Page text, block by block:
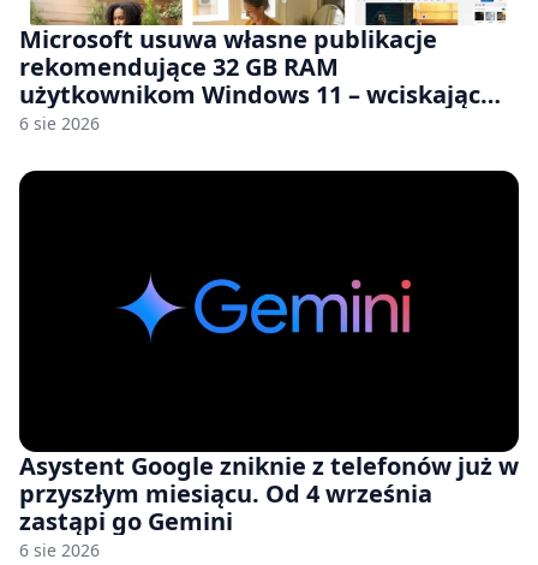
Microsoft usuwa własne publikacje
rekomendujące 32 GB RAM
użytkownikom Windows 11 – wciskając
nam przy tym komputery z 8 GB RAM po
6 sie 2026
Asystent Google zniknie z telefonów już w
przyszłym miesiącu. Od 4 września
zastąpi go Gemini
6 sie 2026